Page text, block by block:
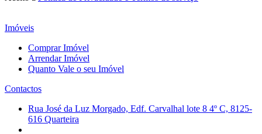
Imóveis
Comprar Imóvel
Arrendar Imóvel
Quanto Vale o seu Imóvel
Contactos
Rua José da Luz Morgado, Edf. Carvalhal lote 8 4º C, 8125-
616 Quarteira